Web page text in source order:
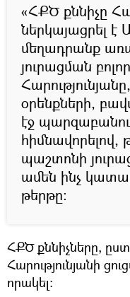
«ՀՔԾ քննիչը
ներկայացրել է
մեղադրանք
յուրացման
օրենքների,
էջ
պաշտոնի
ամեն ինչ
թերթը։
ՀՔԾ քննիչները,
Հարությունյանի
որակել։